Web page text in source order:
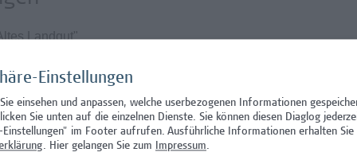
Landgut"
von 39h/Woche und die Möglichkeit eines
der Hochschule Campus Wien und hängt von den
Für diese Position ist ein Entgelt von ab EUR 4.714,-- brutto
Wochenstunden, bei 10 Jahren facheinschlägiger,
Wien unterliegt keinem Kollektivvertrag
Einstellungen
einsehen und anpassen, welche userbezogenen Informationen
Sie unten auf die einzelnen Dienste. Sie können diesen Diaglog
Einstellungen" im Footer aufrufen. Ausführliche Informationen erhalten Sie
. Hier gelangen Sie zum Impressum.